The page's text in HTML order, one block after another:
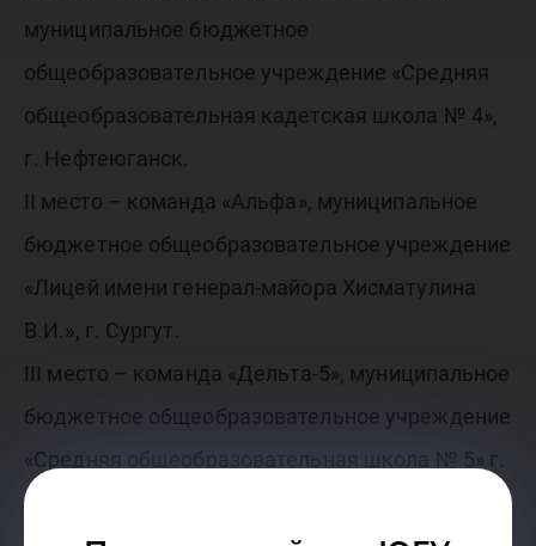
муниципальное бюджетное
общеобразовательное учреждение «Средняя
общеобразовательная кадетская школа № 4»,
г. Нефтеюганск.
II место – команда «Альфа», муниципальное
бюджетное общеобразовательное учреждение
«Лицей имени генерал-майора Хисматулина
В.И.», г. Сургут.
III место – команда «Дельта-5», муниципальное
бюджетное общеобразовательное учреждение
«Средняя общеобразовательная школа № 5» г.
Пыть-Ях.